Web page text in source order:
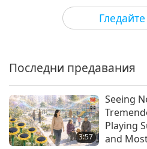
Между Учителя и учениците
40:04
Нещата
нашия
Последни предавания
3:57
Seeing
Playing
and